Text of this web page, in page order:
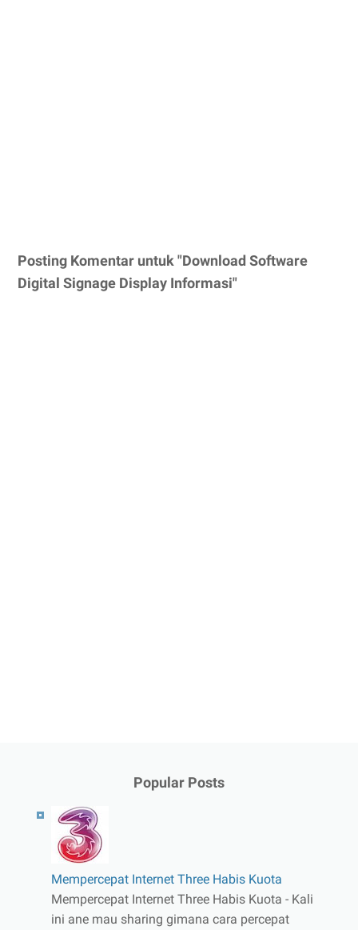
Posting Komentar untuk "Download Software
Digital Signage Display Informasi"
Popular Posts
Mempercepat Internet Three Habis Kuota
Mempercepat Internet Three Habis Kuota - Kali
ini ane mau sharing gimana cara percepat